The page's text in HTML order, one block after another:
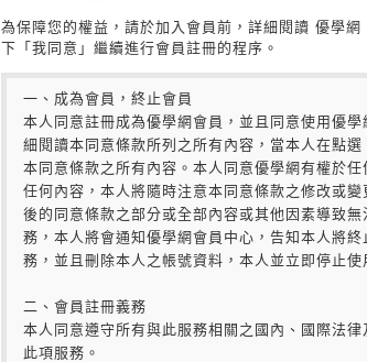
為保障您的權益，請於加入會員前，詳細閱讀 優學
下「我同意」繼續進行會員註冊的程序。